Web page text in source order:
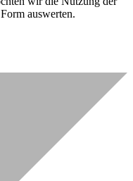
auswerten.